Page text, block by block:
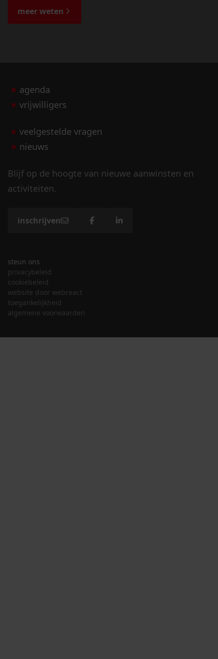
de bijzondere verhalen.
meer weten
agenda
vrijwilligers
veelgestelde vragen
nieuws
Blijf op de hoogte van nieuwe aanwinsten en
activiteiten.
inschrijven
steun ons
privacybeleid
cookiebeleid
website door webreact
toegankelijkheid
algemene voorwaarden